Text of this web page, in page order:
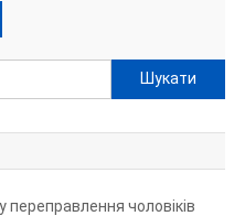
Пошук:
переправлення чоловіків